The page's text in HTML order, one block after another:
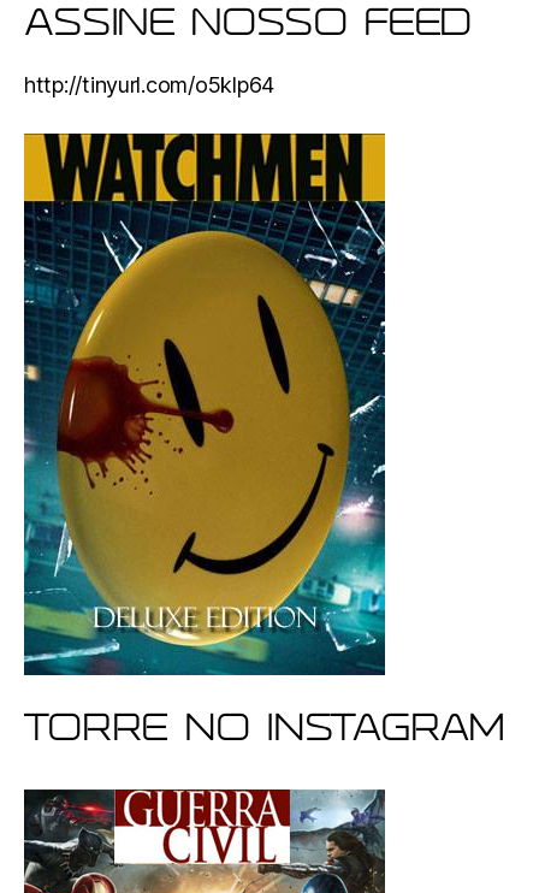
ASSINE NOSSO FEED
http://tinyurl.com/o5klp64
Torre no Instagram